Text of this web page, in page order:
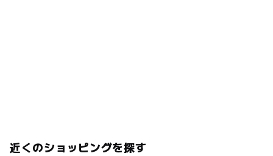
近くのショッピングを探す